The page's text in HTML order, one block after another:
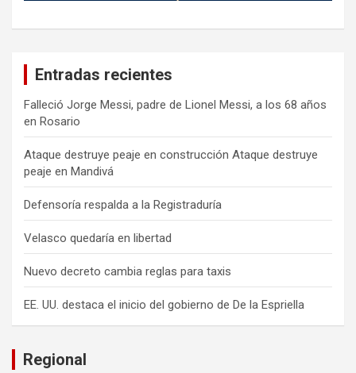
Entradas recientes
Falleció Jorge Messi, padre de Lionel Messi, a los 68 años
en Rosario
Ataque destruye peaje en construcción Ataque destruye
peaje en Mandivá
Defensoría respalda a la Registraduría
Velasco quedaría en libertad
Nuevo decreto cambia reglas para taxis
EE. UU. destaca el inicio del gobierno de De la Espriella
Regional